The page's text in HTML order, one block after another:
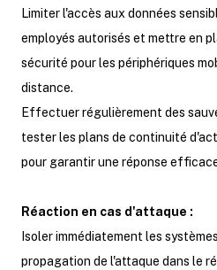
Limiter l'accès aux données
employés autorisés et mettre en
sécurité pour les périphériques
distance.
Effectuer régulièrement des
tester les plans de continuité
pour garantir une réponse
Réaction en cas d'attaque :
Isoler immédiatement les
propagation de l'attaque dans le